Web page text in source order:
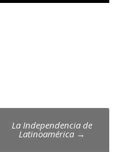
La Independencia de
Latinoamérica →